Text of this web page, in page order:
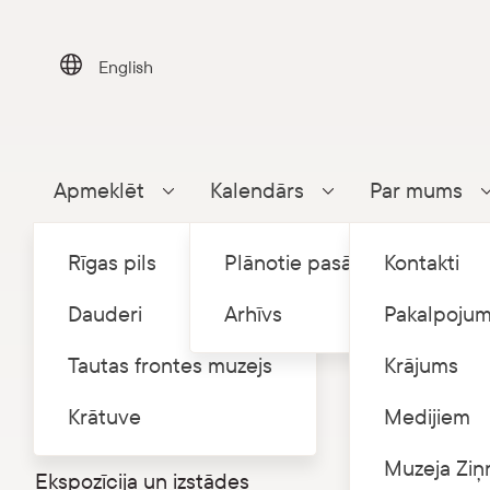
English
Apmeklēt Parādīt apakšizvēlni
Rīgas pils
Dauderi
Tautas frontes muzejs
Krātuve
Kalendārs Parādīt apakšizvēlni
Plānotie pasākumi
Arhīvs
Par mums
Kontakti
Krājums
Medijiem
Muzeja
Dauderi
Ekspozīcija un izstādes